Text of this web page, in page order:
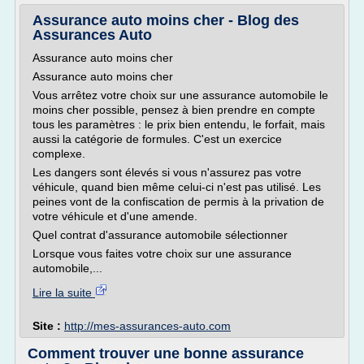
Assurance auto moins cher - Blog des
Assurances Auto
Assurance auto moins cher
Assurance auto moins cher
Vous arrêtez votre choix sur une assurance automobile le
moins cher possible, pensez à bien prendre en compte
tous les paramètres : le prix bien entendu, le forfait, mais
aussi la catégorie de formules. C'est un exercice
complexe.
Les dangers sont élevés si vous n'assurez pas votre
véhicule, quand bien même celui-ci n'est pas utilisé. Les
peines vont de la confiscation de permis à la privation de
votre véhicule et d'une amende.
Quel contrat d'assurance automobile sélectionner
Lorsque vous faites votre choix sur une assurance
automobile,...
Lire la suite
Site : http://mes-assurances-auto.com
Comment trouver une bonne assurance